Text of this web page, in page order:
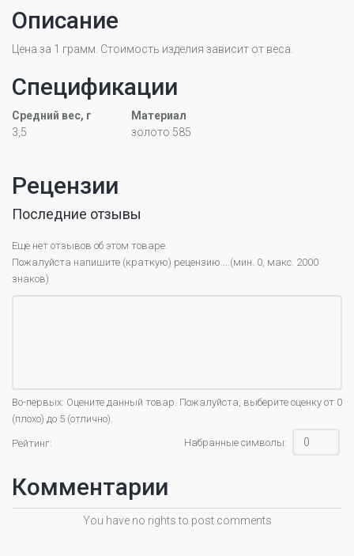
Описание
Цена за 1 грамм. Стоимость изделия зависит от веса.
Спецификации
Средний вес, г
3,5
Материал
золото 585
Рецензии
Последние отзывы
Еще нет отзывов об этом товаре.
Пожалуйста напишите (краткую) рецензию....(мин. 0, макс. 2000
знаков)
Во-первых: Оцените данный товар. Пожалуйста, выберите оценку от 0
(плохо) до 5 (отлично).
Рейтинг: Набранные символы:
Комментарии
You have no rights to post comments